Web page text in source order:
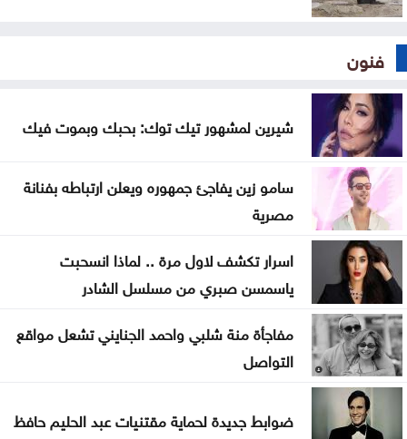
فنون
شيرين لمشهور تيك توك: بحبك وبموت فيك
سامو زين يفاجئ جمهوره ويعلن ارتباطه بفنانة
مصرية
اسرار تكشف لاول مرة .. لماذا انسحبت
ياسمسن صبري من مسلسل الشادر
مفاجأة منة شلبي واحمد الجنايني تشعل مواقع
التواصل
ضوابط جديدة لحماية مقتنيات عبد الحليم حافظ